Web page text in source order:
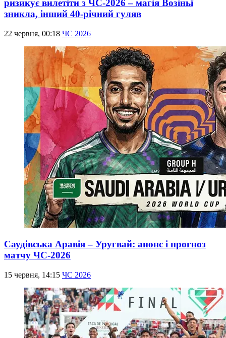
ризикує вилетіти з ЧС-2026 – магія Возіньї
зникла, інший 40-річний гуляв
22 червня, 00:18 ЧС 2026
Саудівська Аравія – Уругвай: анонс і прогноз
матчу ЧС-2026
15 червня, 14:15 ЧС 2026